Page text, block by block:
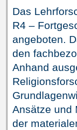
Das
R4 –
angeboten.
den
Anhand
Ansätze und
der